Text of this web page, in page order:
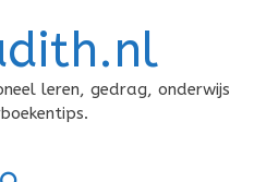
leren, gedrag, onderwijs